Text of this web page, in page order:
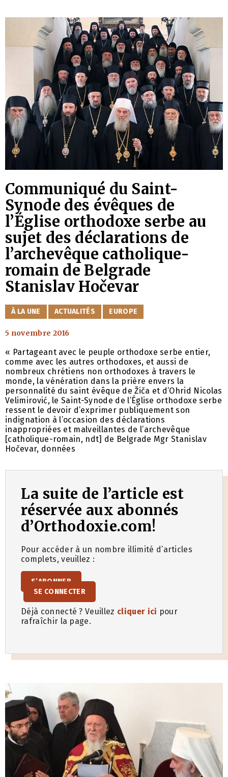
Communiqué du Saint-
Synode des évêques de
l’Église orthodoxe serbe au
sujet des déclarations de
l’archevêque catholique-
romain de Belgrade
Stanislav Hočevar
CATÉGORIES
À LA UNE ACTUALITÉS EUROPE
5 novembre 2016
« Partageant avec le peuple orthodoxe serbe entier,
comme avec les autres orthodoxes, et aussi de
nombreux chrétiens non orthodoxes à travers le
monde, la vénération dans la prière envers la
personnalité du saint évêque de Žiča et d’Ohrid Nicolas
Velimirović, le Saint-Synode de l’Église orthodoxe serbe
ressent le devoir d’exprimer publiquement son
indignation à l’occasion des déclarations
inappropriées et malveillantes de l’archevêque
[catholique-romain, ndt] de Belgrade Mgr Stanislav
Hočevar, données
La suite de l’article est
réservée aux abonnés
d’Orthodoxie.com!
Pour accéder à un nombre illimité d’articles
complets, veuillez :
S’ABONNER
SE CONNECTER
Déjà connecté ? Veuillez cliquer ici pour
rafraîchir la page.